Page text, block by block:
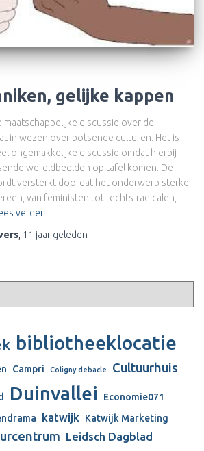
gelijke kappen
discussie over de
in wezen over botsende culturen. Het is
ongemakkelijke discussie omdat hierbij
wereldbeelden op tafel komen. De
versterkt doordat het onderwerp sterke
van feministen tot rechts-radicalen,
verder
11 jaar geleden
bibliotheeklocatie
Campri Coligny debacle Cultuurhuis
Duinvallei
Economie071
katwijk Katwijk Marketing
Leidsch Dagblad